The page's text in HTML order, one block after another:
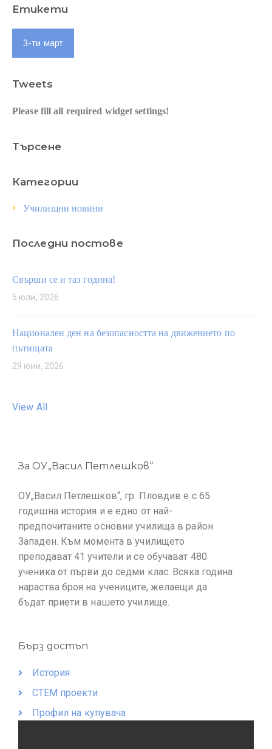
Етикети
3-ти март
Tweets
Please fill all required widget settings!
Търсене
Категории
Училищни новини
Последни постове
Свърши се и таз година!
5 юли, 2026
Национален ден на безопасността на движението по
пътищата
29 юни, 2026
View All
За ОУ„Васил Петлешков“
ОУ„Васил Петлешков“, гр. Пловдив е с 65
годишна история и е едно от най-
предпочитаните основни училища в район
Западен. Към момента в училището
преподават 41 учители и се обучават 480
ученика от първи до седми клас. Всяка година
нараства броя на учениците, желаещи да
бъдат приети в нашето училище.
Бърз достъп
История
СТЕМ проекти
Профил на купувача